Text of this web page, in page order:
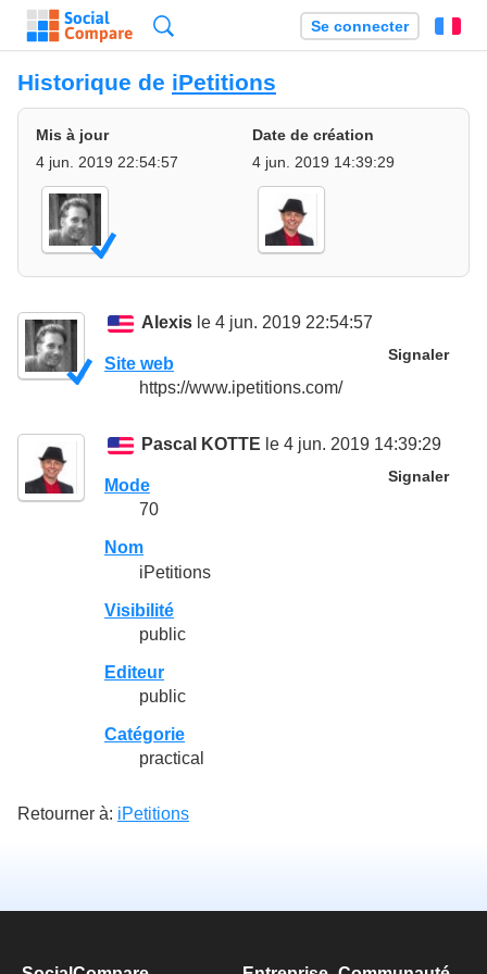
Se connecter
Historique de iPetitions
Mis à jour
4 jun. 2019 22:54:57
Date de création
4 jun. 2019 14:39:29
Alexis le 4 jun. 2019 22:54:57
Signaler
Site web
https://www.ipetitions.com/
Pascal KOTTE le 4 jun. 2019 14:39:29
Signaler
Mode
70
Nom
iPetitions
Visibilité
public
Editeur
public
Catégorie
practical
Retourner à: iPetitions